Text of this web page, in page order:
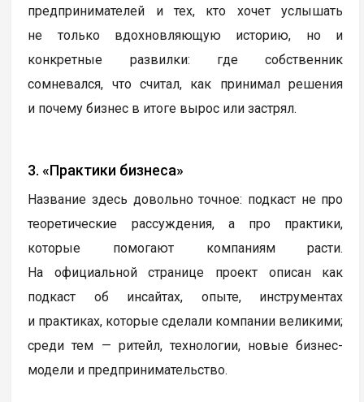
предпринимателей и тех, кто хочет услышать
не только вдохновляющую историю, но и
конкретные развилки: где собственник
сомневался, что считал, как принимал решения
и почему бизнес в итоге вырос или застрял.
3. «Практики бизнеса»
Название здесь довольно точное: подкаст не про
теоретические рассуждения, а про практики,
которые помогают компаниям расти.
На официальной странице проект описан как
подкаст об инсайтах, опыте, инструментах
и практиках, которые сделали компании великими;
среди тем — ритейл, технологии, новые бизнес-
модели и предпринимательство.